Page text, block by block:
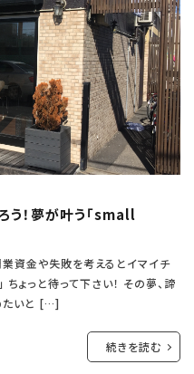
う！夢が叶う「small
業資金や失敗を考えるとイマイチ
ちょっと待って下さい！ その夢、諦
たいと […]
続きを読む